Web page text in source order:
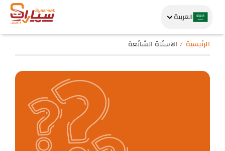
العربية
الرئيسية الاسئلة الشائعة